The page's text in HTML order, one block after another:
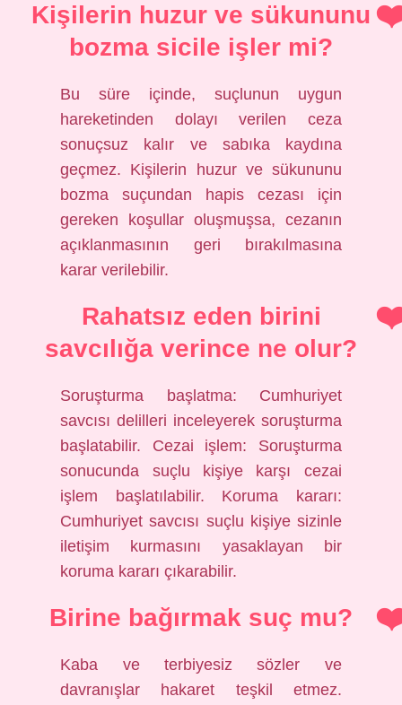
Kişilerin huzur ve sükununu
bozma sicile işler mi?
Bu süre içinde, suçlunun uygun
hareketinden dolayı verilen ceza
sonuçsuz kalır ve sabıka kaydına
geçmez. Kişilerin huzur ve sükununu
bozma suçundan hapis cezası için
gereken koşullar oluşmuşsa, cezanın
açıklanmasının geri bırakılmasına
karar verilebilir.
Rahatsız eden birini
savcılığa verince ne olur?
Soruşturma başlatma: Cumhuriyet
savcısı delilleri inceleyerek soruşturma
başlatabilir. Cezai işlem: Soruşturma
sonucunda suçlu kişiye karşı cezai
işlem başlatılabilir. Koruma kararı:
Cumhuriyet savcısı suçlu kişiye sizinle
iletişim kurmasını yasaklayan bir
koruma kararı çıkarabilir.
Birine bağırmak suç mu?
Kaba ve terbiyesiz sözler ve
davranışlar hakaret teşkil etmez.